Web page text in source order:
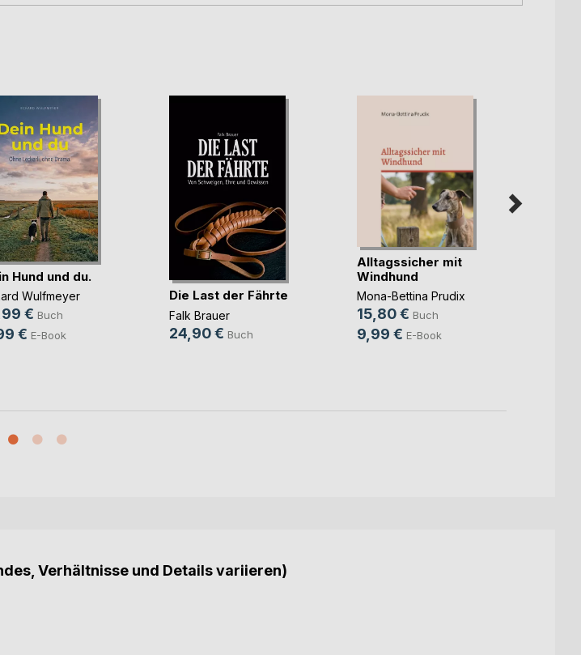
Hund und du.
Wulfmeyer
€ Buch
€ E-Book
Die Last der Fährte
Falk Brauer
24,90 € Buch
Alltagssicher mit
Windhund
Mona-Bettina Prudix
15,80 € Buch
9,99 € E-Book
Verhältnisse und Details variieren)